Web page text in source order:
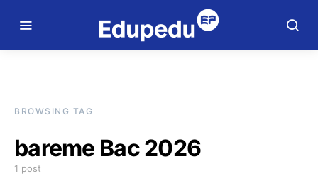
BROWSING TAG
bareme Bac 2026
1 post